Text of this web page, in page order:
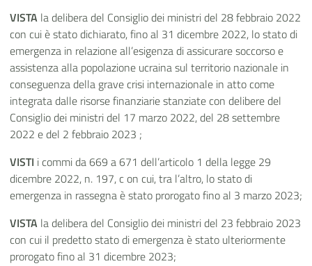
VISTA la delibera del Consiglio dei ministri del 28 febbraio 2022
con cui è stato dichiarato, fino al 31 dicembre 2022, lo stato di
emergenza in relazione all’esigenza di assicurare soccorso e
assistenza alla popolazione ucraina sul territorio nazionale in
conseguenza della grave crisi internazionale in atto come
integrata dalle risorse finanziarie stanziate con delibere del
Consiglio dei ministri del 17 marzo 2022, del 28 settembre
2022 e del 2 febbraio 2023 ;
VISTI i commi da 669 a 671 dell’articolo 1 della legge 29
dicembre 2022, n. 197, c on cui, tra l’altro, lo stato di
emergenza in rassegna è stato prorogato fino al 3 marzo 2023;
VISTA la delibera del Consiglio dei ministri del 23 febbraio 2023
con cui il predetto stato di emergenza è stato ulteriormente
prorogato fino al 31 dicembre 2023;